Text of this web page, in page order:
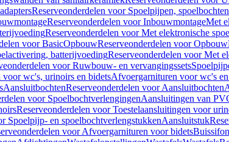
Reserveonderdelen voor Spoelpijpen,
Reserveonderdelen voor InbouwmontageMet
Reserveonderdelen voor Met elektronische
voor BasicOpbouwReserveonderdelen voor Opbouw
batterijvoedingReserveonderdelen voor Met
voor Ruwbouw- en vervangingssets
voor wc's, urinoirs en bidetsAfvoergarnituren voor wc's
AansluitbochtenReserveonderdelen voor Aansluitbochten
voor SpoelbochtverlengingenAansluitingen van
Reserveonderdelen voor Toestelaansluitingen voor
Spoelpijp- en spoelbochtverlengstukkenAansluitstuk
voor Afvoergarnituren voor bidets